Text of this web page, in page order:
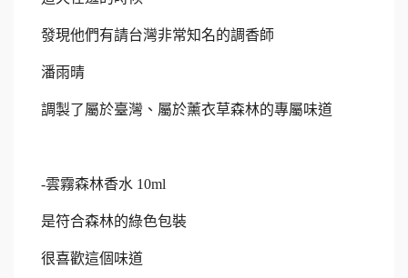
發現他們有請台灣非常知名的調香師
潘雨晴
調製了屬於臺灣、屬於薰衣草森林的專屬味道
-雲霧森林香水 10ml
是符合森林的綠色包裝
很喜歡這個味道